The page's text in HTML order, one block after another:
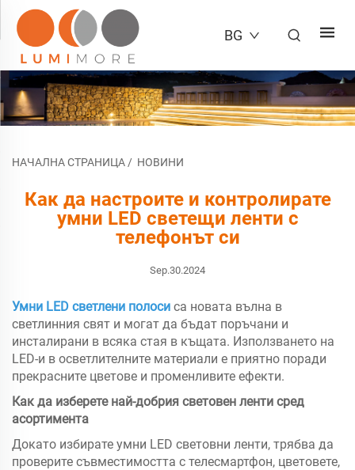
BG
НАЧАЛНА СТРАНИЦА / НОВИНИ
Как да настроите и контролирате
умни LED светещи ленти с
телефонът си
Sep.30.2024
Умни LED светлени полоси са новата вълна в
светлинния свят и могат да бъдат поръчани и
инсталирани в всяка стая в къщата. Използването на
LED-и в осветлителните материали е приятно поради
прекрасните цветове и променливите ефекти.
Как да изберете най-добрия световен ленти сред
асортимента
Докато избирате умни LED световни ленти, трябва да
проверите съвместимостта с телесмартфон, цветовете,